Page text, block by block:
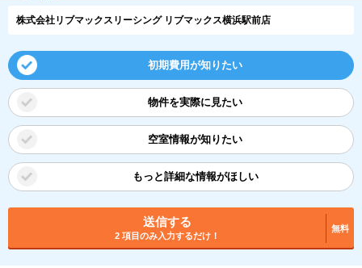
株式会社リブマックスリーシング リブマックス横浜駅前店
初期費用が知りたい
物件を実際に見たい
空室情報が知りたい
もっと詳細な情報がほしい
送信する
2 項目のみ入力するだけ！
無料